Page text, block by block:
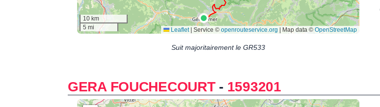
Suit majoritairement le GR533
GERA FOUCHECOURT- 1593201